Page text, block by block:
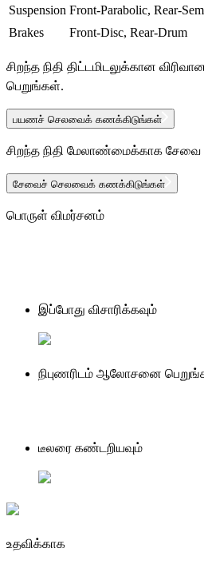
Suspension Front-Parabolic, Rear-
Brakes
Front-Disc, Rear-Drum
சிறந்த நிதி திட்டமிடலுக்கான
பெறுங்கள்.
பயணச் செலவைக் கணக்கிடுங்கள்
சிறந்த நிதி மேலாண்மைக்காக
சேவைச் செலவைக் கணக்கிடுங்கள்
பொருள் விமர்சனம்
இப்போது விசாரிக்கவும்
நிபுணரிடம் ஆலோசனை
டீலரை கண்டறியவும்
உதவிக்காக